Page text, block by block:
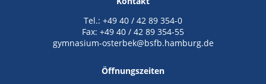
Tel.: +49 40 / 42 89 354-0
Fax: +49 40 / 42 89 354-55
gymnasium-osterbek@bsfb.hamburg.de
Öffnungszeiten